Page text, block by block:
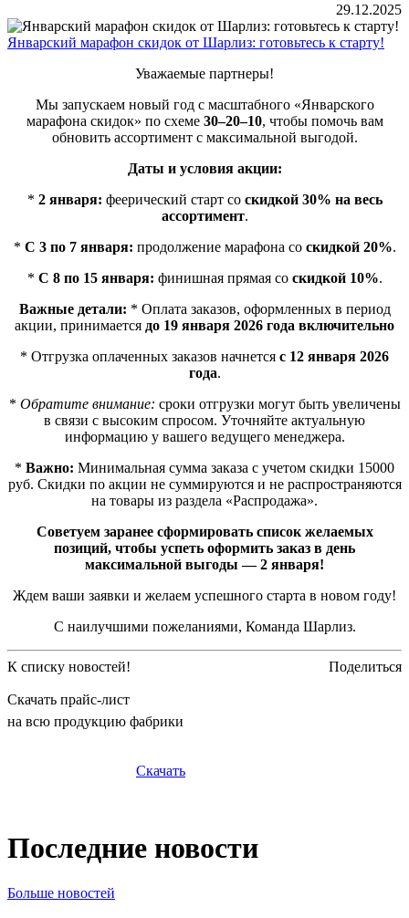
29.12.2025
Январский марафон скидок от Шарлиз: готовьтесь к старту!
Уважаемые партнеры!
Мы запускаем новый год с масштабного «Январского
марафона скидок» по схеме 30–20–10, чтобы помочь вам
обновить ассортимент с максимальной выгодой.
Даты и условия акции:
* 2 января: феерический старт со скидкой 30% на весь
ассортимент.
* С 3 по 7 января: продолжение марафона со скидкой 20%.
* С 8 по 15 января: финишная прямая со скидкой 10%.
Важные детали: * Оплата заказов, оформленных в период
акции, принимается до 19 января 2026 года включительно
* Отгрузка оплаченных заказов начнется с 12 января 2026
года.
* Обратите внимание: сроки отгрузки могут быть увеличены
в связи с высоким спросом. Уточняйте актуальную
информацию у вашего ведущего менеджера.
* Важно: Минимальная сумма заказа с учетом скидки 15000
руб. Cкидки по акции не суммируются и не распространяются
на товары из раздела «Распродажа».
Советуем заранее сформировать список желаемых
позиций, чтобы успеть оформить заказ в день
максимальной выгоды — 2 января!
Ждем ваши заявки и желаем успешного старта в новом году!
С наилучшими пожеланиями, Команда Шарлиз.
К списку новостей! Поделиться
Скачать прайс-лист
на всю продукцию фабрики
Скачать
Последние новости
Больше новостей